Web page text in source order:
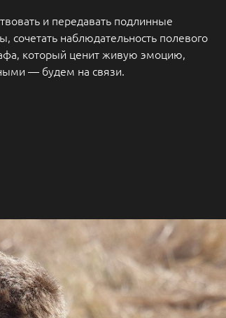
и передавать подлинные
наблюдательность полевого
который ценит живую эмоцию,
— будем на связи.